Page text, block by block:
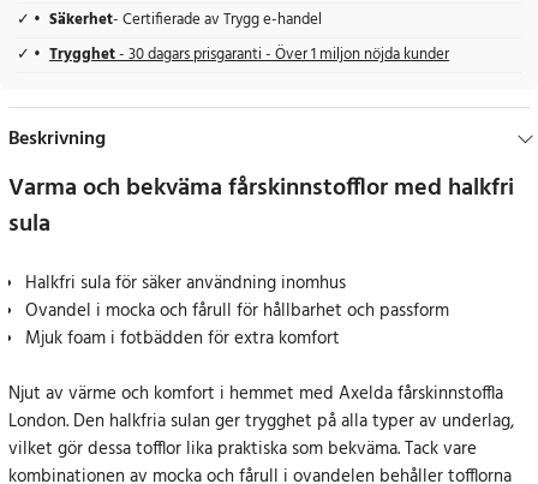
Säkerhet- Certifierade av Trygg e-handel
Trygghet- 30 dagars prisgaranti - Över 1 miljon nöjda kunder
Beskrivning
Varma och bekväma fårskinnstofflor med halkfri
sula
Halkfri sula för säker användning inomhus
Ovandel i mocka och fårull för hållbarhet och passform
Mjuk foam i fotbädden för extra komfort
Njut av värme och komfort i hemmet med Axelda fårskinnstoffla
London. Den halkfria sulan ger trygghet på alla typer av underlag,
vilket gör dessa tofflor lika praktiska som bekväma. Tack vare
kombinationen av mocka och fårull i ovandelen behåller tofflorna